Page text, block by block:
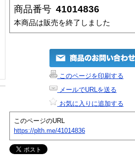
商品番号 41014836
本商品は販売を終了しました
このページを印刷する
メールでURLを送る
お気に入りに追加する
このページのURL
https://plth.me/41014836